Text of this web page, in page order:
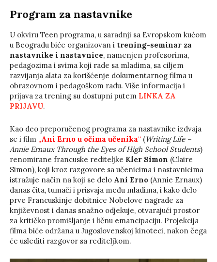
Program za nastavnike
U okviru Teen programa, u saradnji sa Evropskom kućom
u Beogradu biće organizovan i trening-seminar za
nastavnike i nastavnice, namenjen profesorima,
pedagozima i svima koji rade sa mladima, sa ciljem
razvijanja alata za korišćenje dokumentarnog filma u
obrazovnom i pedagoškom radu. Više informacija i
prijava za trening su dostupni putem LINKA ZA
PRIJAVU.
Kao deo preporučenog programa za nastavnike izdvaja
se i film „Ani Erno u očima učenika“ (Writing Life –
Annie Ernaux Through the Eyes of High School Students)
renomirane francuske rediteljke Kler Simon (Claire
Simon), koji kroz razgovore sa učenicima i nastavnicima
istražuje način na koji se delo Ani Erno (Annie Ernaux)
danas čita, tumači i prisvaja među mladima, i kako delo
prve Francuskinje dobitnice Nobelove nagrade za
književnost i danas snažno odjekuje, otvarajući prostor
za kritičko promišljanje i ličnu emancipaciju. Projekcija
filma biće održana u Jugoslovenskoj kinoteci, nakon čega
će uslediti razgovor sa rediteljkom.